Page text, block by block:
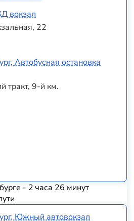
вокзал
22
Автобусная остановка
тракт, 9-й км.
- 2 часа 26 минут
Южный автовокзал